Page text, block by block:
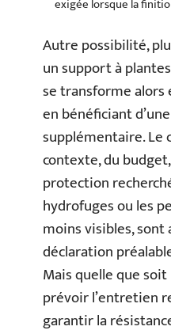
exigée lorsque la
Autre possibilité,
un support à
se transforme
en bénéficiant
supplémentaire. Le
contexte, du
protection
hydrofuges ou les
moins visibles, sont
déclaration
Mais quelle que
prévoir l’entretien
garantir la